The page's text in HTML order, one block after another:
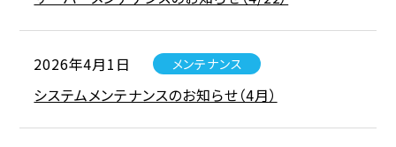
2026年4月1日 メンテナンス
システムメンテナンスのお知らせ（4月）